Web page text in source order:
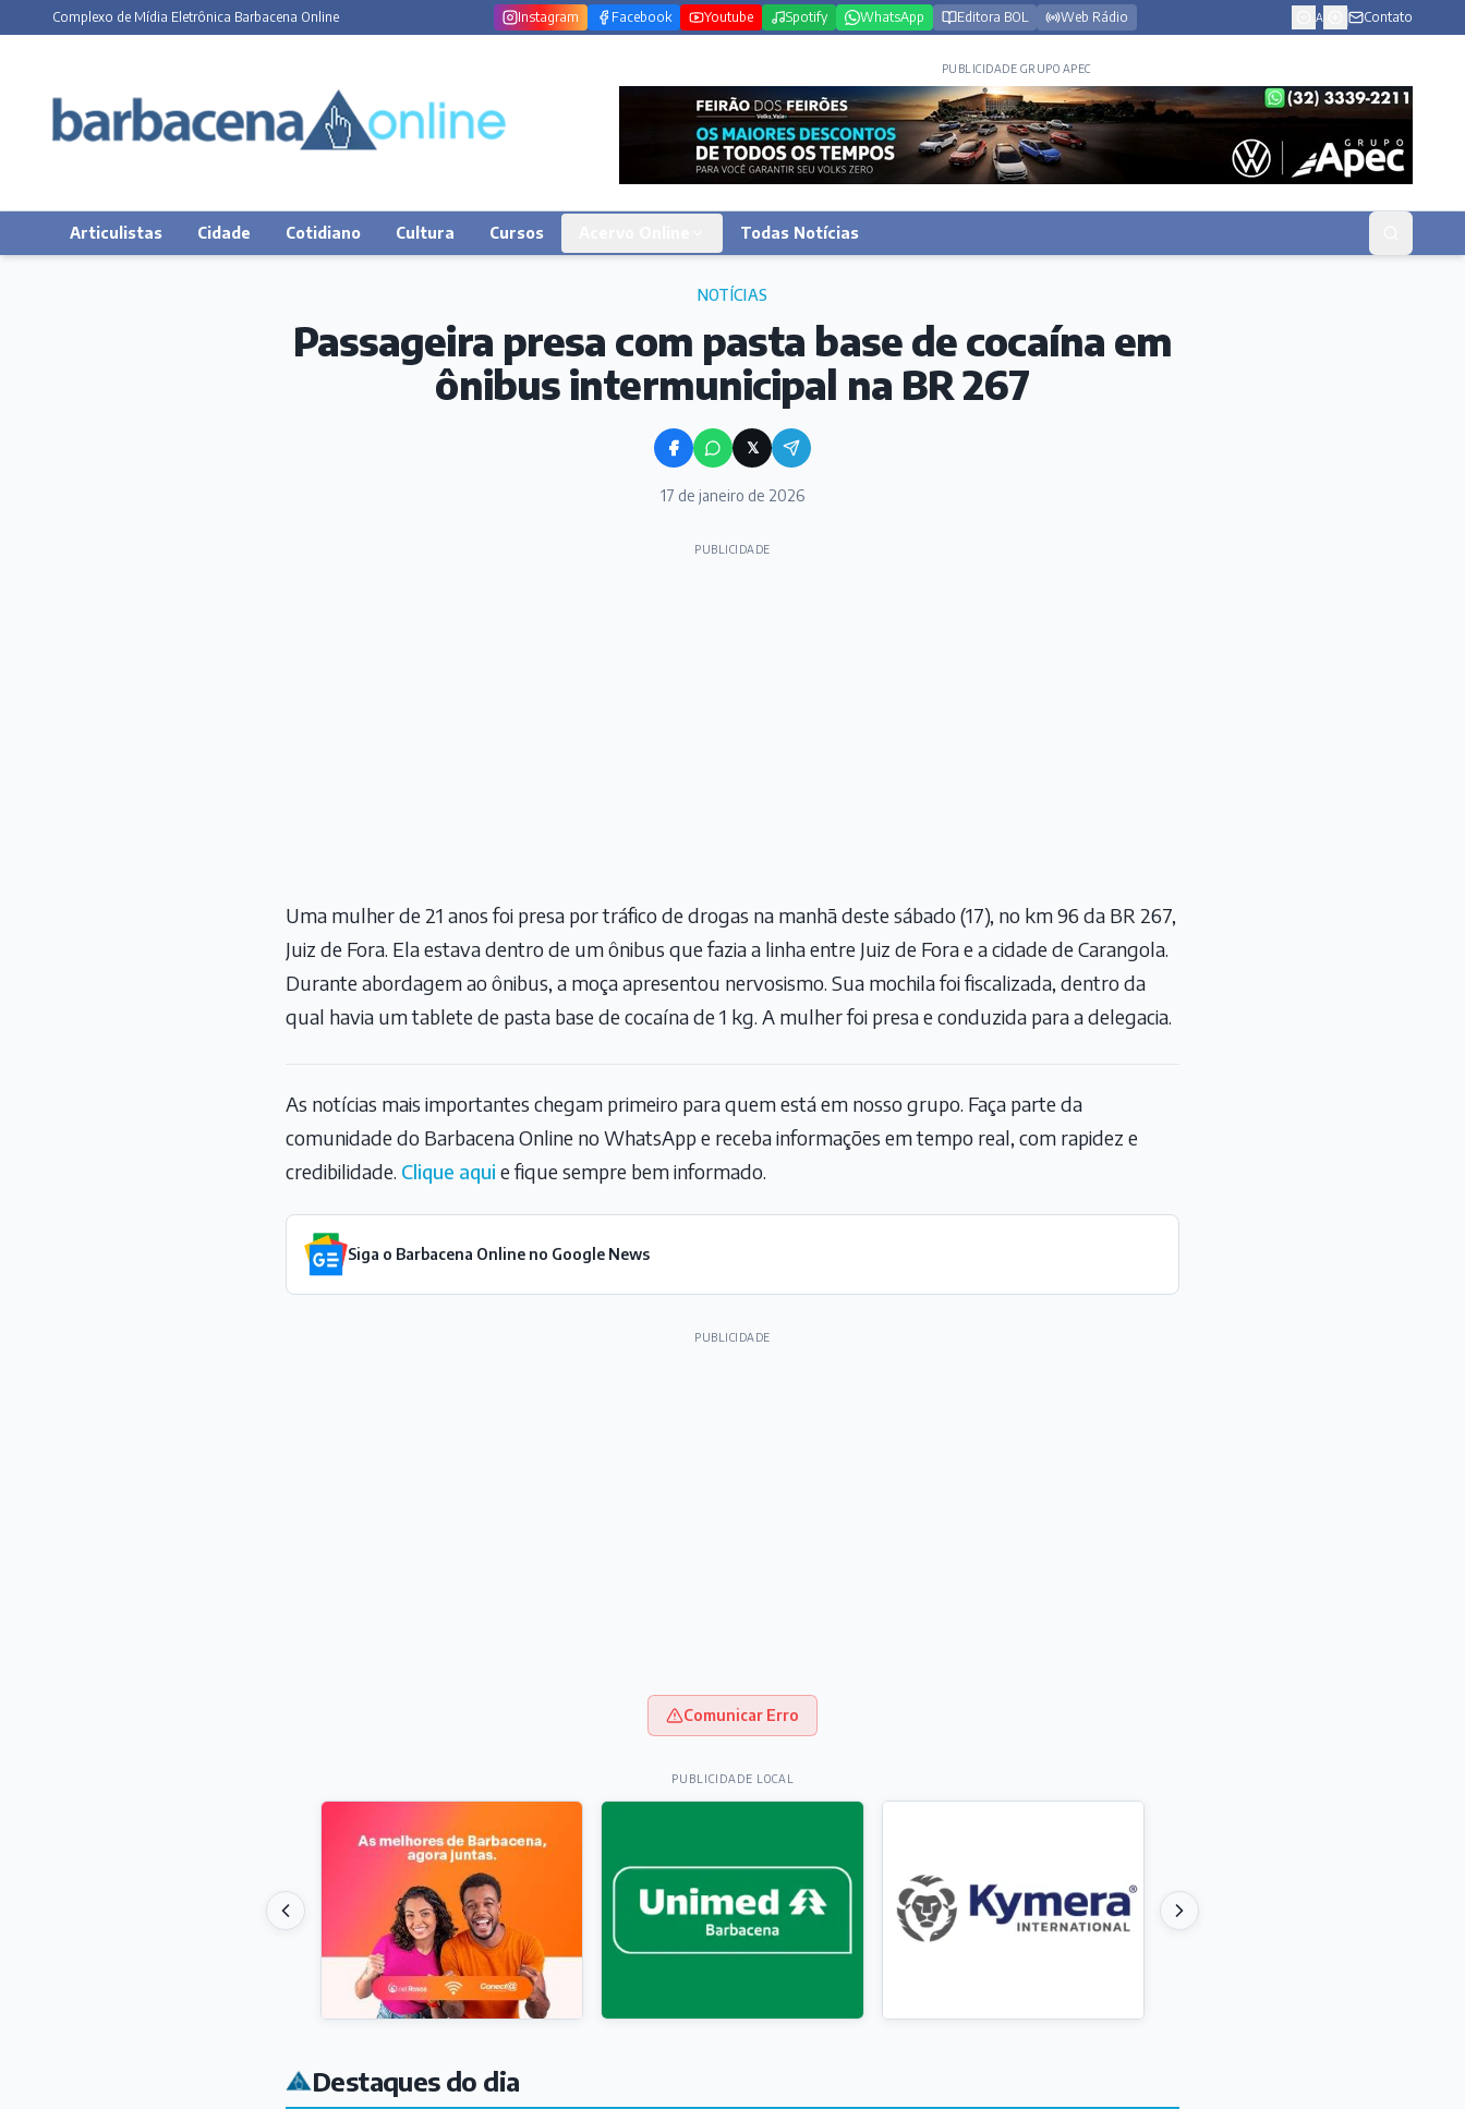
Complexo de Mídia Eletrônica Barbacena Online Instagram Facebook Youtube Spotify WhatsApp Editora BOL Web Rádio A Contato
PUBLICIDADE GRUPO APEC
Articulistas Cidade Cotidiano Cultura Cursos Todas Notícias
NOTÍCIAS
Passageira presa com pasta base de cocaína em
ônibus intermunicipal na BR 267
𝕏
17 de janeiro de 2026
PUBLICIDADE
Uma mulher de 21 anos foi presa por tráfico de drogas na manhã deste sábado (17), no km 96 da BR 267,
Juiz de Fora. Ela estava dentro de um ônibus que fazia a linha entre Juiz de Fora e a cidade de Carangola.
Durante abordagem ao ônibus, a moça apresentou nervosismo. Sua mochila foi fiscalizada, dentro da
qual havia um tablete de pasta base de cocaína de 1 kg. A mulher foi presa e conduzida para a delegacia.
As notícias mais importantes chegam primeiro para quem está em nosso grupo. Faça parte da
comunidade do Barbacena Online no WhatsApp e receba informações em tempo real, com rapidez e
credibilidade. Clique aqui e fique sempre bem informado.
Siga o Barbacena Online no Google News
PUBLICIDADE
Comunicar Erro
PUBLICIDADE LOCAL
Destaques do dia